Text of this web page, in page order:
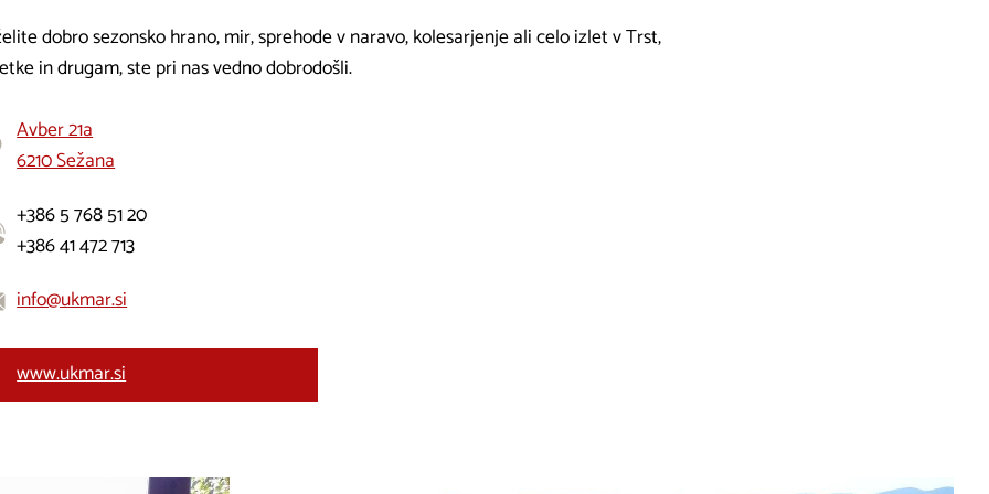
dobro sezonsko hrano, mir, sprehode v naravo, kolesarjenje ali celo izlet v Trst,
in drugam, ste pri nas vedno dobrodošli.
Avber 21a
6210 Sežana
+386 5 768 51 20
+386 41 472 713
info@ukmar.si
www.ukmar.si